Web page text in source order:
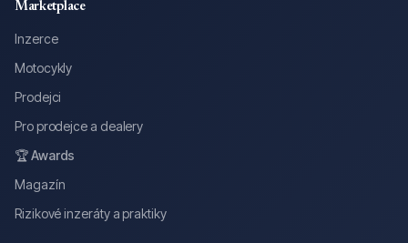
Marketplace
Inzerce
Motocykly
Prodejci
Pro prodejce a dealery
🏆 Awards
Magazín
Rizikové inzeráty a praktiky